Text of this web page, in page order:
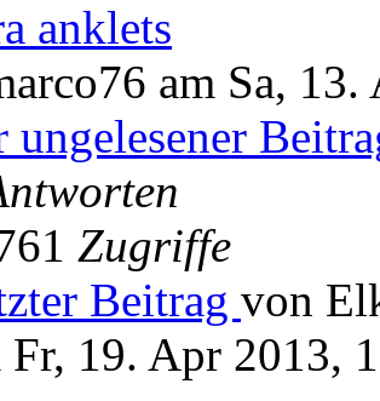
anklets
am Sa,
ungelesener
Zugriffe
Beitrag von
Fr, 19. Apr 2013,